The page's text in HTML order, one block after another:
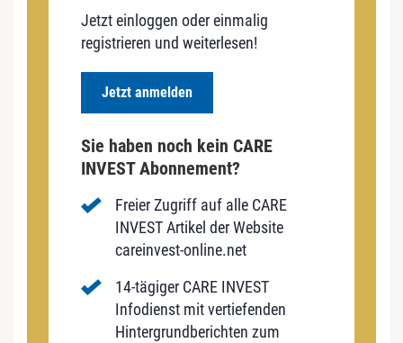
Jetzt einloggen oder einmalig
registrieren und weiterlesen!
Jetzt anmelden
Sie haben noch kein CARE
INVEST Abonnement?
Freier Zugriff auf alle CARE
INVEST Artikel der Website
careinvest-online.net
14-tägiger CARE INVEST
Infodienst mit vertiefenden
Hintergrundberichten zum